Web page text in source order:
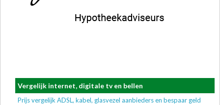
Vergelijk internet, digitale tv en bellen
Prijs vergelijk ADSL, kabel, glasvezel aanbieders en bespaar geld